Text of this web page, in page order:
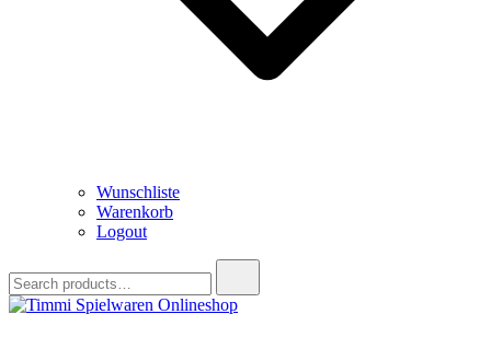
Wunschliste
Warenkorb
Logout
for: